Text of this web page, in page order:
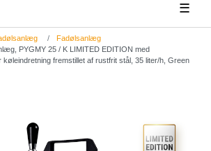
☰
Fadølsanlæg
PYGMY 25 / K LIMITED EDITION med
køleindretning fremstillet af rustfrit stål, 35 liter/h, Green